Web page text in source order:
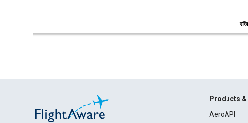
Products &
AeroAPI